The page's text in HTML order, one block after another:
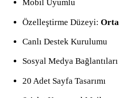
Mobil Uyumlu
Özelleştirme Düzeyi: Orta
Canlı Destek Kurulumu
Sosyal Medya Bağlantıları
20 Adet Sayfa Tasarımı